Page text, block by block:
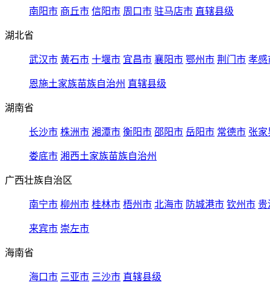
南阳市 商丘市 信阳市 周口市 驻马店市 直辖县级
湖北省
武汉市 黄石市 十堰市 宜昌市 襄阳市 鄂州市 荆门市 孝感
恩施土家族苗族自治州 直辖县级
湖南省
长沙市 株洲市 湘潭市 衡阳市 邵阳市 岳阳市 常德市 张家
娄底市 湘西土家族苗族自治州
广西壮族自治区
南宁市 柳州市 桂林市 梧州市 北海市 防城港市 钦州市 贵
来宾市 崇左市
海南省
海口市 三亚市 三沙市 直辖县级